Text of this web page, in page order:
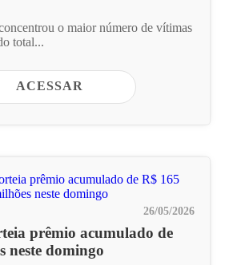
o maior número de vítimas
total...
ACESSAR
26/05/2026
prêmio acumulado de
neste domingo